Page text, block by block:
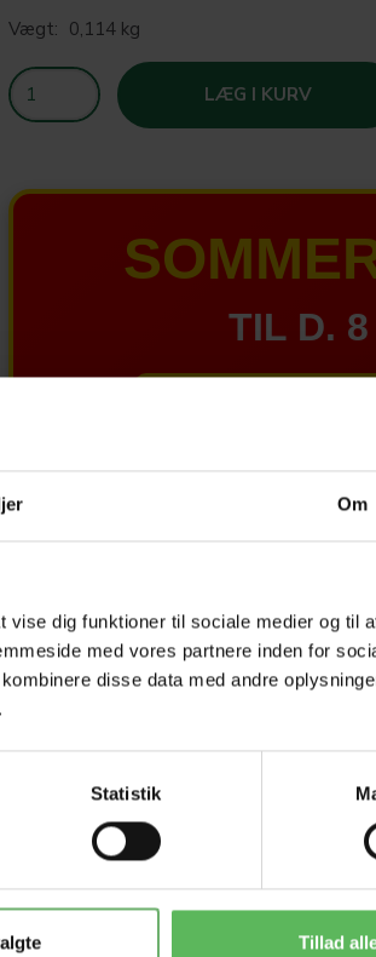
Om
dig funktioner til sociale medier og til
med vores partnere inden for
disse data med andre
Statistik
Tillad
Vægt: 0,114 kg
LÆG I KURV
TIL D.
HELE
Tilbud
-26%
-12%